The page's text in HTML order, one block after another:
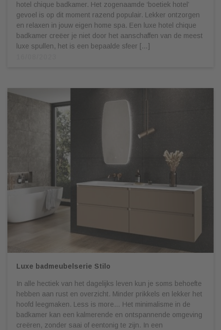
hotel chique badkamer. Het zogenaamde ‘boetiek hotel’
gevoel is op dit moment razend populair. Lekker ontzorgen
en relaxen in jouw eigen home spa. Een luxe hotel chique
badkamer creëer je niet door het aanschaffen van de meest
luxe spullen, het is een bepaalde sfeer […]
Luxe badmeubelserie Stilo
In alle hectiek van het dagelijks leven kun je soms behoefte
hebben aan rust en overzicht. Minder prikkels en lekker het
hoofd leegmaken. Less is more… Het minimalisme in de
badkamer kan een kalmerende en ontspannende omgeving
creëren, zonder saai of eentonig te zijn. In een